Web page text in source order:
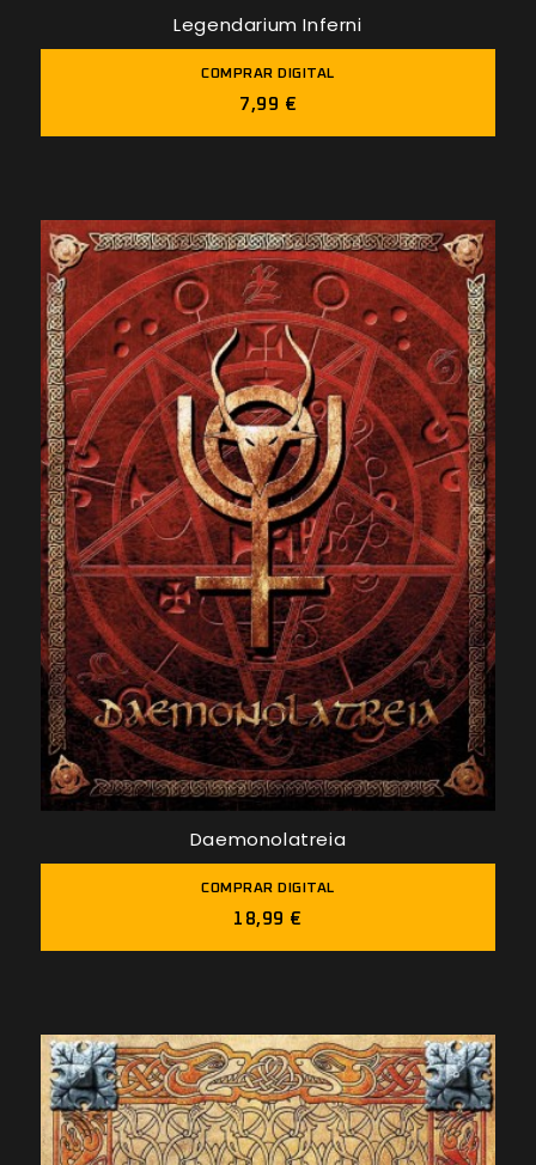
Legendarium Inferni
COMPRAR DIGITAL
7,99 €
Daemonolatreia
COMPRAR DIGITAL
18,99 €